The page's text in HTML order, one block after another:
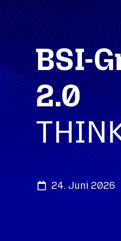
BSI-
2.0
24. Juni 2026